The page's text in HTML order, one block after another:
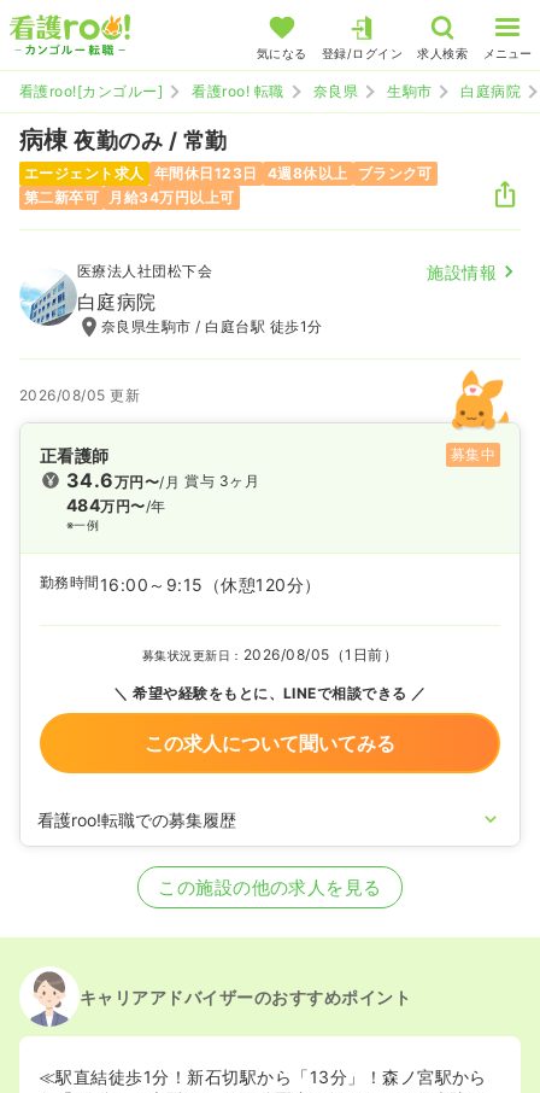
気になる 登録/ログイン 求人検索 メニュー
看護roo![カンゴルー] 看護roo! 転職 奈良県 生駒市 白庭病院
病棟夜勤のみ / 常勤
エージェント求人 年間休日123日 4週8休以上
ブランク可
第二新卒可
月給34万円以上可
医療法人社団松下会 施設情報
白庭病院
奈良県生駒市 / 白庭台駅 徒歩1分
2026/08/05 更新
正看護師 募集中
34.6万円〜/月
484万円〜/年
※一例
賞与 3ヶ月
勤務時間 16:00～9:15 （休憩120分）
募集状況更新日： 2026/08/05（1日前）
希望や経験をもとに、LINEで相談できる
この求人について聞いてみる
看護roo!転職での募集履歴
この施設の他の求人を見る
キャリアアドバイザーのおすすめポイント
≪駅直結徒歩1分！新石切駅から「13分」！森ノ宮駅から